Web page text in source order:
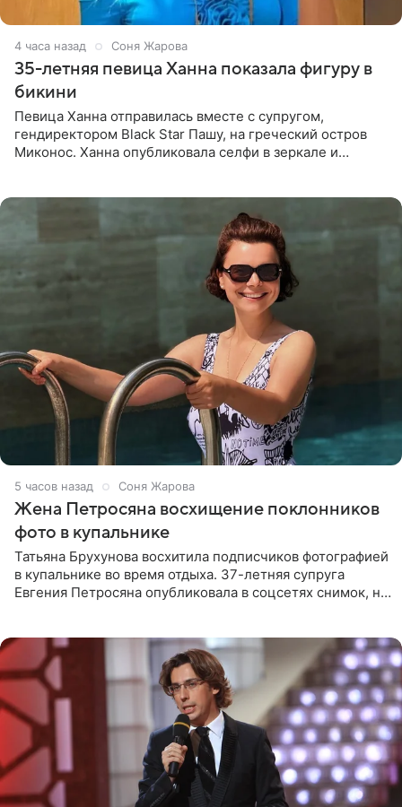
4 часа назад Соня Жарова
35-летняя певица Ханна показала фигуру в
бикини
Певица Ханна отправилась вместе с супругом,
гендиректором Black Star Пашу, на греческий остров
Миконос. Ханна опубликовала селфи в зеркале и
5 часов назад Соня Жарова
Жена Петросяна восхищение поклонников
фото в купальнике
Татьяна Брухунова восхитила подписчиков фотографией
в купальнике во время отдыха. 37-летняя супруга
Евгения Петросяна опубликовала в соцсетях снимок, на